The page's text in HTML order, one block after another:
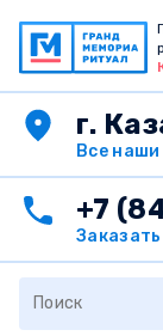
г.
Все наши
+7